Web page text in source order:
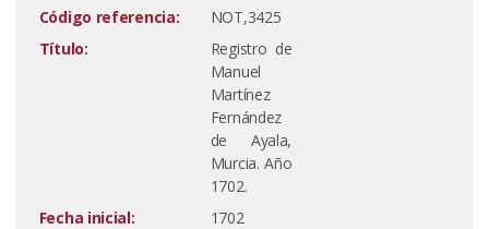
Código referencia:
NOT,3425
Título:
Registro de
Manuel
Martínez
Fernández
de Ayala,
Murcia. Año
1702.
Fecha inicial:
1702